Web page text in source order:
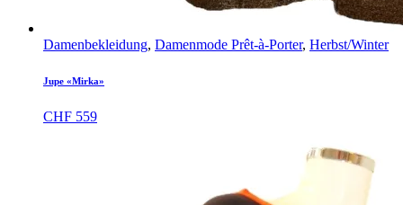
Damenbekleidung, Damenmode Prêt-à-Porter, Herbst/Winter
Jupe «Mirka»
CHF 559